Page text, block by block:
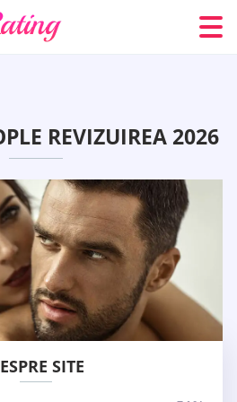
REVIZUIREA 2026
SITE